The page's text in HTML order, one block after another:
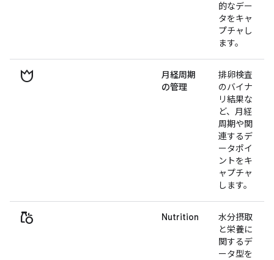
的なデー
タをキャ
プチャし
ます。
fertile
月経周期
の管理
排卵検査
のバイナ
リ結果な
ど、月経
周期や関
連するデ
ータポイ
ントをキ
ャプチャ
します。
grocery Nutrition
水分摂取
と栄養に
関するデ
ータ型を